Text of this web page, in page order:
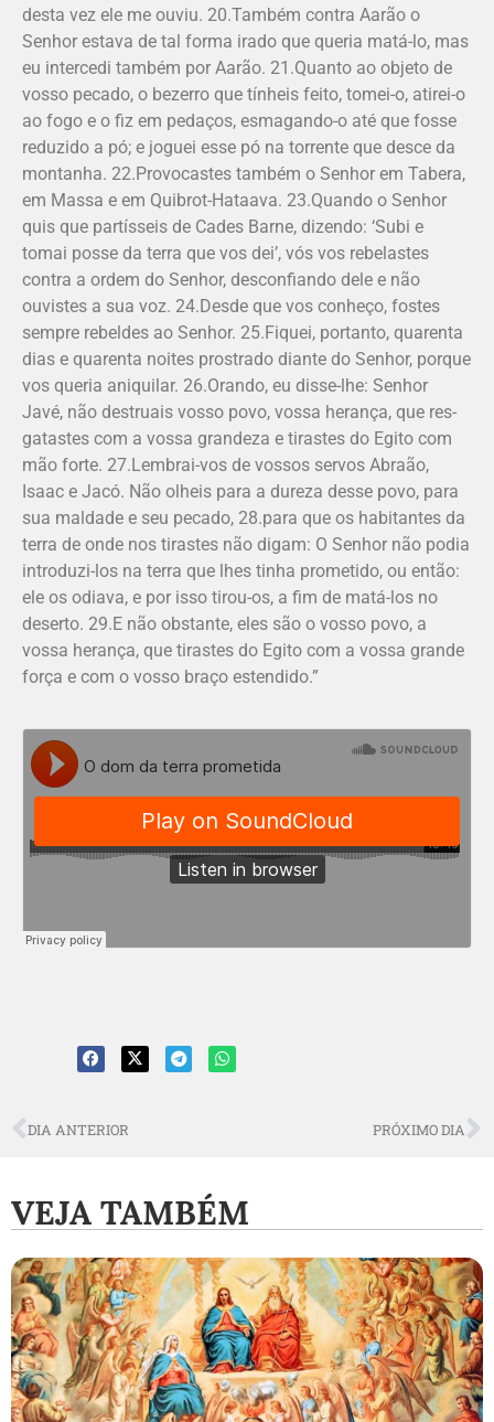
desta vez ele me ouviu. 20.Também contra Aarão o
Senhor estava de tal forma irado que queria matá-lo, mas
eu intercedi também por Aarão. 21.Quanto ao objeto de
vosso pecado, o bezerro que tínheis feito, tomei-o, atirei-o
ao fogo e o fiz em pedaços, esmagando-o até que fosse
reduzido a pó; e joguei esse pó na torrente que desce da
montanha. 22.Provocastes também o Senhor em Tabera,
em Massa e em Quibrot-Hataava. 23.Quando o Senhor
quis que partísseis de Cades Barne, dizendo: ‘Subi e
tomai posse da terra que vos dei’, vós vos rebelastes
contra a ordem do Senhor, desconfiando dele e não
ouvistes a sua voz. 24.Desde que vos conheço, fostes
sempre rebeldes ao Senhor. 25.Fiquei, portanto, quarenta
dias e quarenta noites prostrado diante do Senhor, porque
vos queria aniquilar. 26.Orando, eu disse-lhe: Senhor
Javé, não des­truais vosso povo, vossa herança, que res­
gatastes com a vossa grandeza e tirastes do Egito com
mão forte. 27.Lembrai-vos de vossos servos Abraão,
Isaac e Jacó. Não olheis para a dureza desse povo, para
sua maldade e seu pecado, 28.para que os ha­bitantes da
terra de onde nos tirastes não digam: O Senhor não podia
introduzi-los na terra que lhes tinha prometido, ou então:
ele os odiava, e por isso tirou-os, a fim de matá-los no
deserto. 29.E não obstante, eles são o vosso povo, a
vossa herança, que tirastes do Egito com a vossa grande
força e com o vosso braço estendido.”
DIA ANTERIOR PRÓXIMO DIA
VEJA TAMBÉM